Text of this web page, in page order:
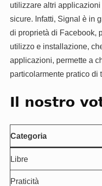
utilizzare altri
sicure. Infatti, Signal è in
di proprietà di Facebook,
utilizzo e installazione,
applicazioni, permette a
particolarmente pratico di
Il nostro
Categoria
Libre
Praticità